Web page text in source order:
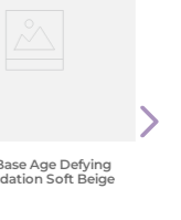
Age Defying
Soft Beige
127